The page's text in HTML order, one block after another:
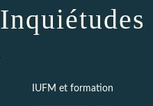
Inquiétudes
IUFM et formation